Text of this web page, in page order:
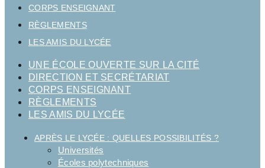
CORPS ENSEIGNANT
RÈGLEMENTS
LES AMIS DU LYCÉE
UNE ÉCOLE OUVERTE SUR LA CITÉ
DIRECTION ET SECRÉTARIAT
CORPS ENSEIGNANT
RÈGLEMENTS
LES AMIS DU LYCÉE
APRÈS LE LYCÉE : QUELLES POSSIBILITÉS ?
Universités
Écoles polytechniques